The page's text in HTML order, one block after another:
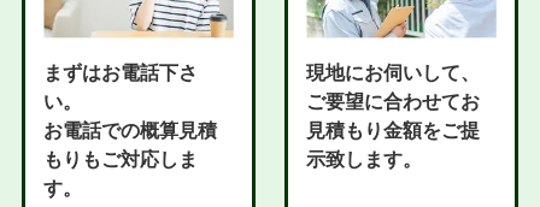
まずはお電話下さ
い。
お電話での概算見積
もりもご対応しま
す。
現地にお伺いして、
ご要望に合わせてお
見積もり金額をご提
示致します。